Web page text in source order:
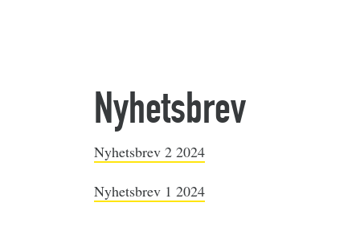
Nyhetsbrev
Nyhetsbrev 2 2024
Nyhetsbrev 1 2024